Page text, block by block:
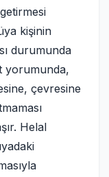
kişinin
durumunda
yorumunda,
çevresine
Helal